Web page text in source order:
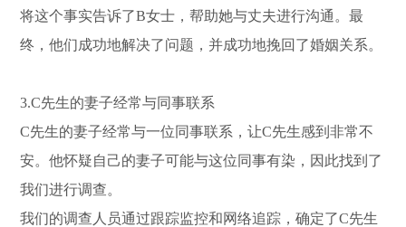
将这个事实告诉了B女士，帮助她与丈夫进行沟通。最
终，他们成功地解决了问题，并成功地挽回了婚姻关系。
3.C先生的妻子经常与同事联系
C先生的妻子经常与一位同事联系，让C先生感到非常不
安。他怀疑自己的妻子可能与这位同事有染，因此找到了
我们进行调查。
我们的调查人员通过跟踪监控和网络追踪，确定了C先生